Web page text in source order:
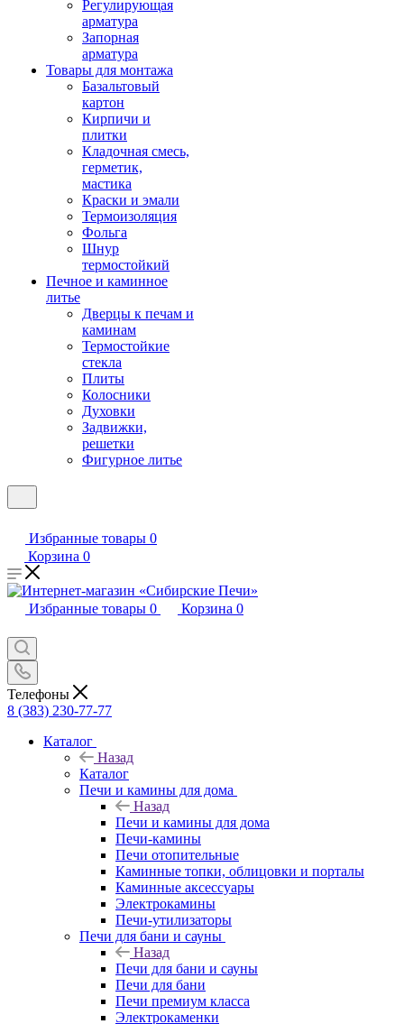
Регулирующая
арматура
Запорная
арматура
Товары для монтажа
Базальтовый
картон
Кирпичи и
плитки
Кладочная смесь,
герметик,
мастика
Краски и эмали
Термоизоляция
Фольга
Шнур
термостойкий
Печное и каминное
литье
Дверцы к печам и
каминам
Термостойкие
стекла
Плиты
Колосники
Духовки
Задвижки,
решетки
Фигурное литье
Избранные товары 0
Корзина 0
Избранные товары 0 Корзина 0
Телефоны
8 (383) 230-77-77
Каталог
Назад
Каталог
Печи и камины для дома
Назад
Печи и камины для дома
Печи-камины
Печи отопительные
Каминные топки, облицовки и порталы
Каминные аксессуары
Электрокамины
Печи-утилизаторы
Печи для бани и сауны
Назад
Печи для бани и сауны
Печи для бани
Печи премиум класса
Электрокаменки